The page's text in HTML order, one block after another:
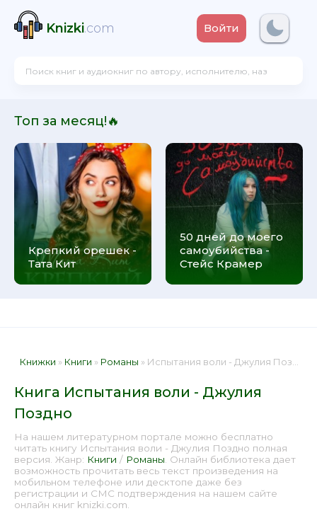
Knizki.com Войти
Топ за месяц!🔥
Крепкий орешек -
Тата Кит
50 дней до моего
самоубийства -
Стейс Крамер
Книжки » Книги » Романы » Испытания воли - Джулия Поздно 📕 - Книга онлайн бесплатно
Книга Испытания воли - Джулия
Поздно
На нашем литературном портале можно бесплатно
читать книгу Испытания воли - Джулия Поздно полная
версия. Жанр: Книги / Романы . Онлайн библиотека дает
возможность прочитать весь текст произведения на
мобильном телефоне или десктопе даже без
регистрации и СМС подтверждения на нашем сайте
онлайн книг knizki.com.